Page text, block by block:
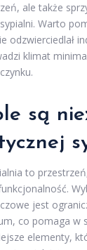
ale także
Warto
odzwierciedlał
klimat
są
to
jest
co pomaga w
elementy,